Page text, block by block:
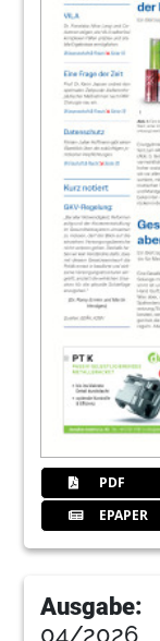
PDF
EPAPER
Ausgabe:
04/2026